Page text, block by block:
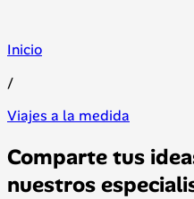
Inicio
/
Viajes a la medida
Comparte tus
nuestros